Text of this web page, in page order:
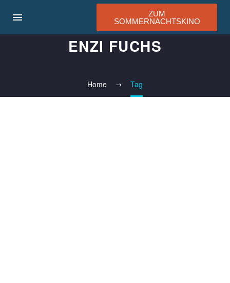
ZUM
SOMMERNACHTSKINO
ENZI FUCHS
Home Tag